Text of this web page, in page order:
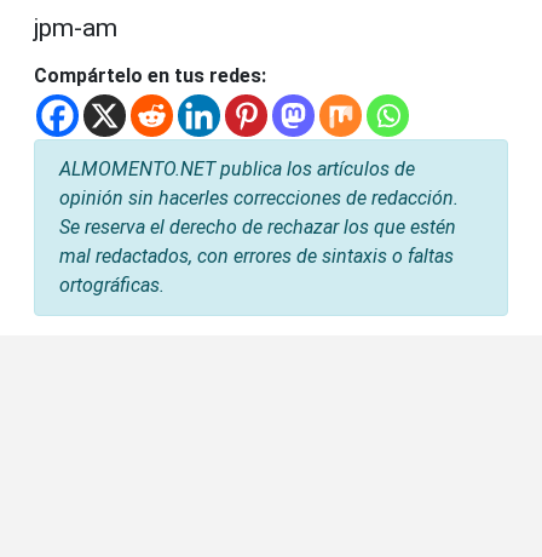
jpm-am
Compártelo en tus redes:
ALMOMENTO.NET publica los artículos de
opinión sin hacerles correcciones de redacción.
Se reserva el derecho de rechazar los que estén
mal redactados, con errores de sintaxis o faltas
ortográficas.